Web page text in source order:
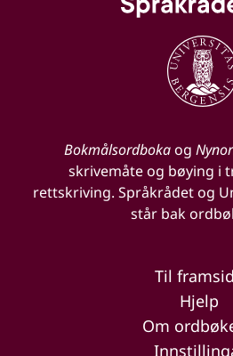
Bokmålsordbokaog
skrivemåte og bøying i
rettskriving. Språkrådet og
står bak
Til
Hjelp
Om